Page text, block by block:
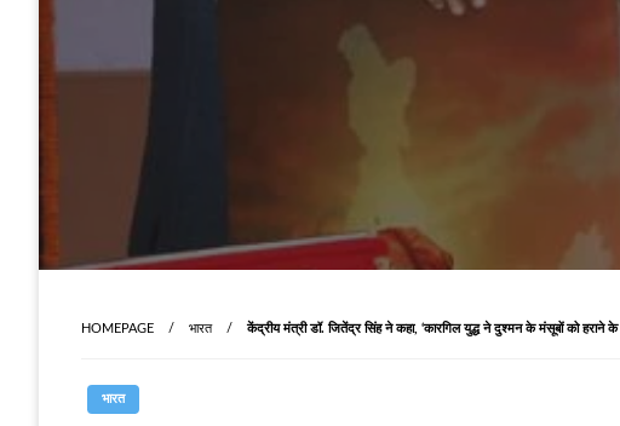
HOMEPAGE भारत केंद्रीय मंत्री डॉ. जितेंद्र सिंह ने कहा, ‘कारगिल युद्ध ने दुश्मन के मंसूबों को हराने के
भारत